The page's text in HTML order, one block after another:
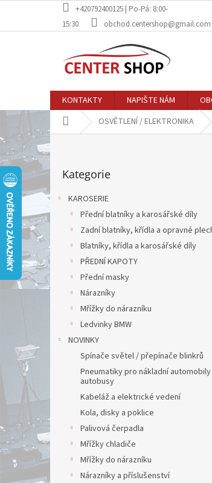
obsah
+420792400125 | Po-Pá: 8:00-
15:30
obchod.centershop@gmail.com
KONTAKTY NAPIŠTE NÁM
Domů OSVĚTLENÍ / ELEKTRONIKA
P
o
s
r
n
í
p
a
n
kategorie
Kategorie
KAROSERIE
Přední blatníky a karosářské díly
Zadní blatníky, křídla a opravné
Blatníky, křídla a karosářské díly
PŘEDNÍ KAPOTY
Přední masky
Nárazníky
Mřížky do nárazníku
Ledvinky BMW
NOVINKY
Spínače světel / přepínače blinkrů
Pneumatiky pro nákladní automobily
autobusy
Kabeláž a elektrické vedení
Kola, disky a poklice
Palivová čerpadla
Mřížky chladiče
Mřížky do nárazníku
Nárazníky a příslušenství